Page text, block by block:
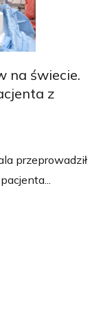
na świecie.
z
przeprowadził